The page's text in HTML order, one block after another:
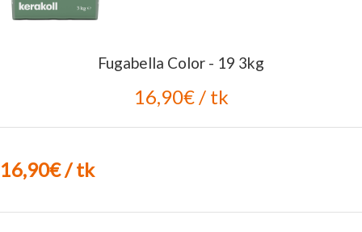
Fugabella Color - 19 3kg
16,90€ / tk
16,90€ / tk